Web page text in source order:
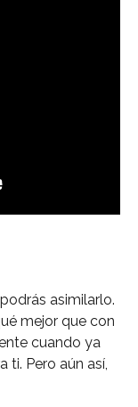
asimilarlo.
mejor que con
cuando ya
ti. Pero aún así,